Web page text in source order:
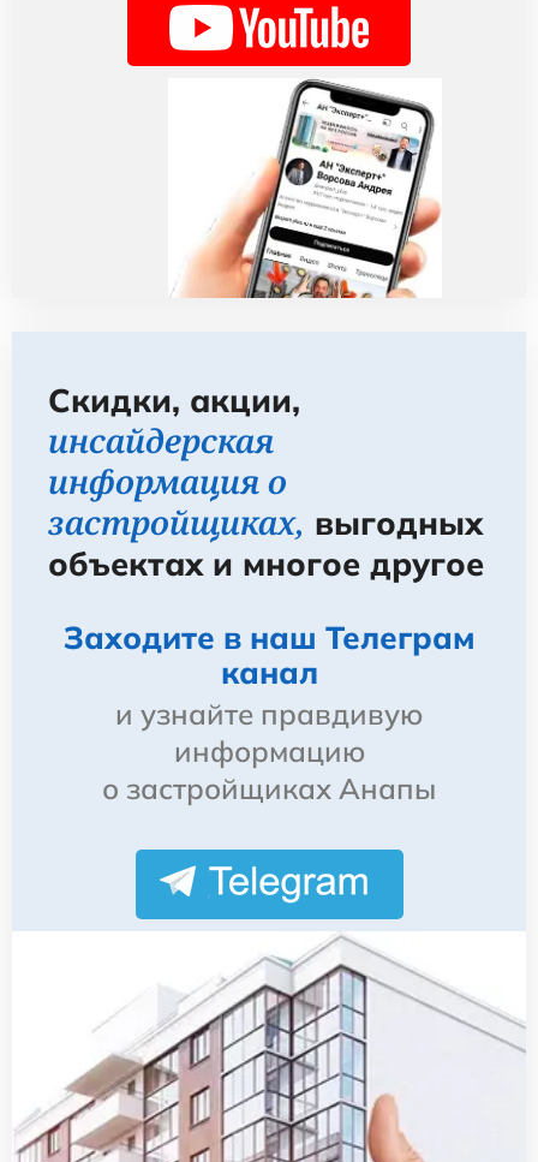
Скидки, акции,
инсайдерская
информация о
застройщиках, выгодных
объектах и многое другое
Заходите в наш Телеграм
канал
и узнайте правдивую
информацию
о застройщиках Анапы